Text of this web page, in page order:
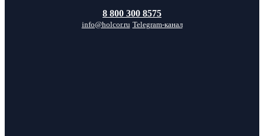
8 800 300 8575
info@holcor.ru Telegram-канал